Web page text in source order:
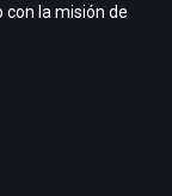
la misión de